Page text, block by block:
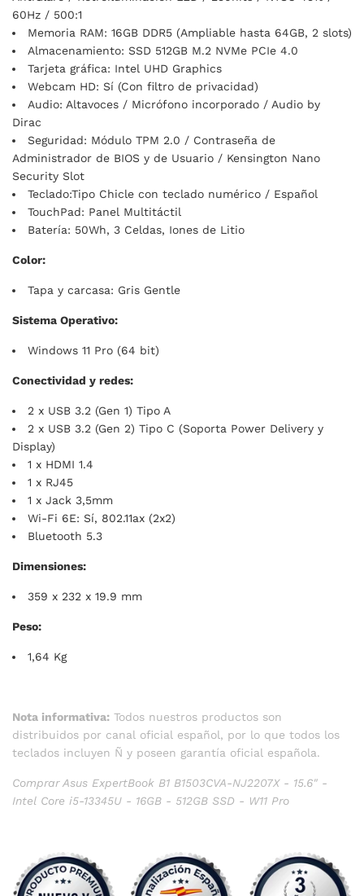
60Hz / 500:1
Memoria RAM: 16GB DDR5 (Ampliable hasta 64GB, 2 slots)
Almacenamiento: SSD 512GB M.2 NVMe PCIe 4.0
Tarjeta gráfica: Intel UHD Graphics
Webcam HD: Sí (Con filtro de privacidad)
Audio: Altavoces / Micrófono incorporado / Audio by
Dirac
Seguridad: Módulo TPM 2.0 / Contraseña de
Administrador de BIOS y de Usuario / Kensington Nano
Security Slot
Teclado:Tipo Chicle con teclado numérico / Español
TouchPad: Panel Multitáctil
Batería: 50Wh, 3 Celdas, Iones de Litio
Color:
Tapa y carcasa: Gris Gentle
Sistema Operativo:
Windows 11 Pro (64 bit)
Conectividad y redes:
2 x USB 3.2 (Gen 1) Tipo A
2 x USB 3.2 (Gen 2) Tipo C (Soporta Power Delivery y
Display)
1 x HDMI 1.4
1 x RJ45
1 x Jack 3,5mm
Wi-Fi 6E: Sí, 802.11ax (2x2)
Bluetooth 5.3
Dimensiones:
359 x 232 x 19.9 mm
Peso:
1,64 Kg
Nota informativa: Todos nuestros productos son
distribuidos por canal oficial español, por lo que todos los
teclados incluyen Ñ y poseen garantía oficial española.
Comprar Asus ExpertBook B1 B1503CVA-NJ2207X - 15.6" -
Intel Core i5-13345U - 16GB - 512GB SSD - W11 Pro